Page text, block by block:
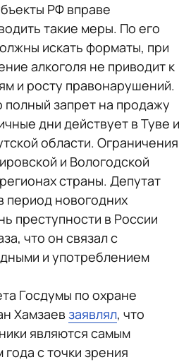
РФ вправе
такие меры. По его
искать форматы, при
алкоголя не приводит к
и росту правонарушений.
полный запрет на продажу
дни действует в Туве и
области. Ограничения
и Вологодской
страны. Депутат
период новогодних
преступности в России
что он связал с
и употреблением
Госдумы по охране
Хамзаев заявлял, что
являются самым
с точки зрения